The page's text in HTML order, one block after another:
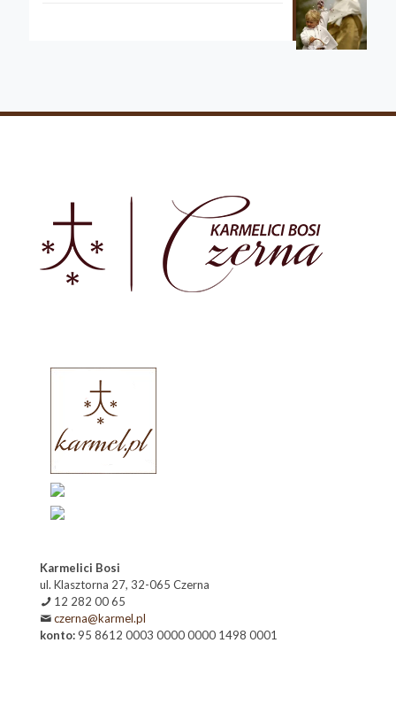
Karmelici Bosi
ul. Klasztorna 27, 32-065 Czerna
12 282 00 65
czerna@karmel.pl
konto: 95 8612 0003 0000 0000 1498 0001